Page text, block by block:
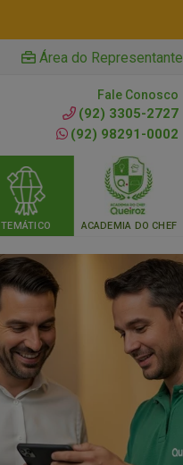
Área do Representante
Fale Conosco
(92) 3305-2727
(92) 98291-0002
TEMÁTICO ACADEMIA DO CHEF